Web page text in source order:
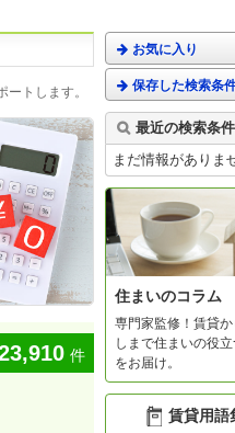
トします。
件
お気に入り
保存した検索条
最近の検索条件
まだ情報がありま
住まいのコラム
専門家監修！賃貸か
しまで住まいの役
をお届け。
賃貸用語